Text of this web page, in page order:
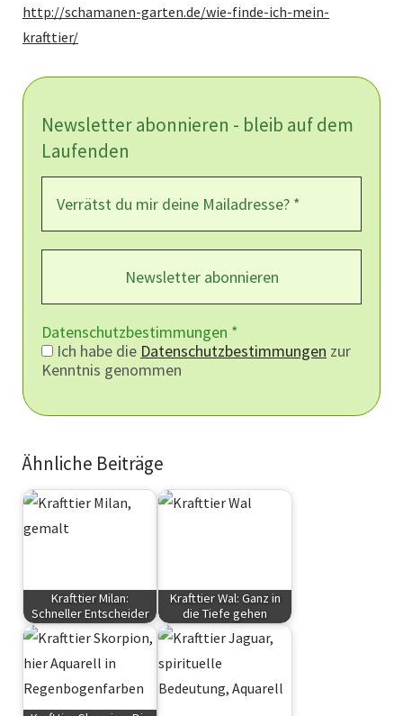
http://schamanen-garten.de/wie-finde-ich-mein-
krafttier/
Newsletter abonnieren - bleib auf dem
Laufenden
Datenschutzbestimmungen *
Ich habe die Datenschutzbestimmungen zur
Kenntnis genommen
Ähnliche Beiträge
Krafttier Milan:
Schneller Entscheider
Krafttiere
Krafttier Wal: Ganz in
die Tiefe gehen
Krafttiere